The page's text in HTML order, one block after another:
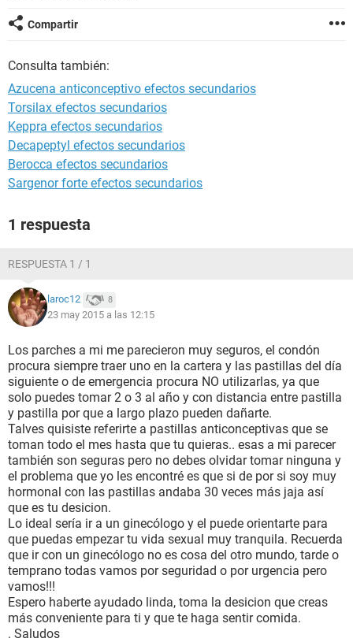
Compartir
Consulta también:
Azucena anticonceptivo efectos secundarios
Torsilax efectos secundarios
Keppra efectos secundarios
Decapeptyl efectos secundarios
Berocca efectos secundarios
Sargenor forte efectos secundarios
1 respuesta
RESPUESTA 1 / 1
laroc12 8
23 may 2015 a las 12:15
Los parches a mi me parecieron muy seguros, el condón
procura siempre traer uno en la cartera y las pastillas del día
siguiente o de emergencia procura NO utilizarlas, ya que
solo puedes tomar 2 o 3 al año y con distancia entre pastilla
y pastilla por que a largo plazo pueden dañarte.
Talves quisiste referirte a pastillas anticonceptivas que se
toman todo el mes hasta que tu quieras.. esas a mi parecer
también son seguras pero no debes olvidar tomar ninguna y
el problema que yo les encontré es que si de por si soy muy
hormonal con las pastillas andaba 30 veces más jaja así
que es tu desicion.
Lo ideal sería ir a un ginecólogo y el puede orientarte para
que puedas empezar tu vida sexual muy tranquila. Recuerda
que ir con un ginecólogo no es cosa del otro mundo, tarde o
temprano todas vamos por seguridad o por urgencia pero
vamos!!!
Espero haberte ayudado linda, toma la desicion que creas
más conveniente para ti y que te haga sentir comida.
. Saludos